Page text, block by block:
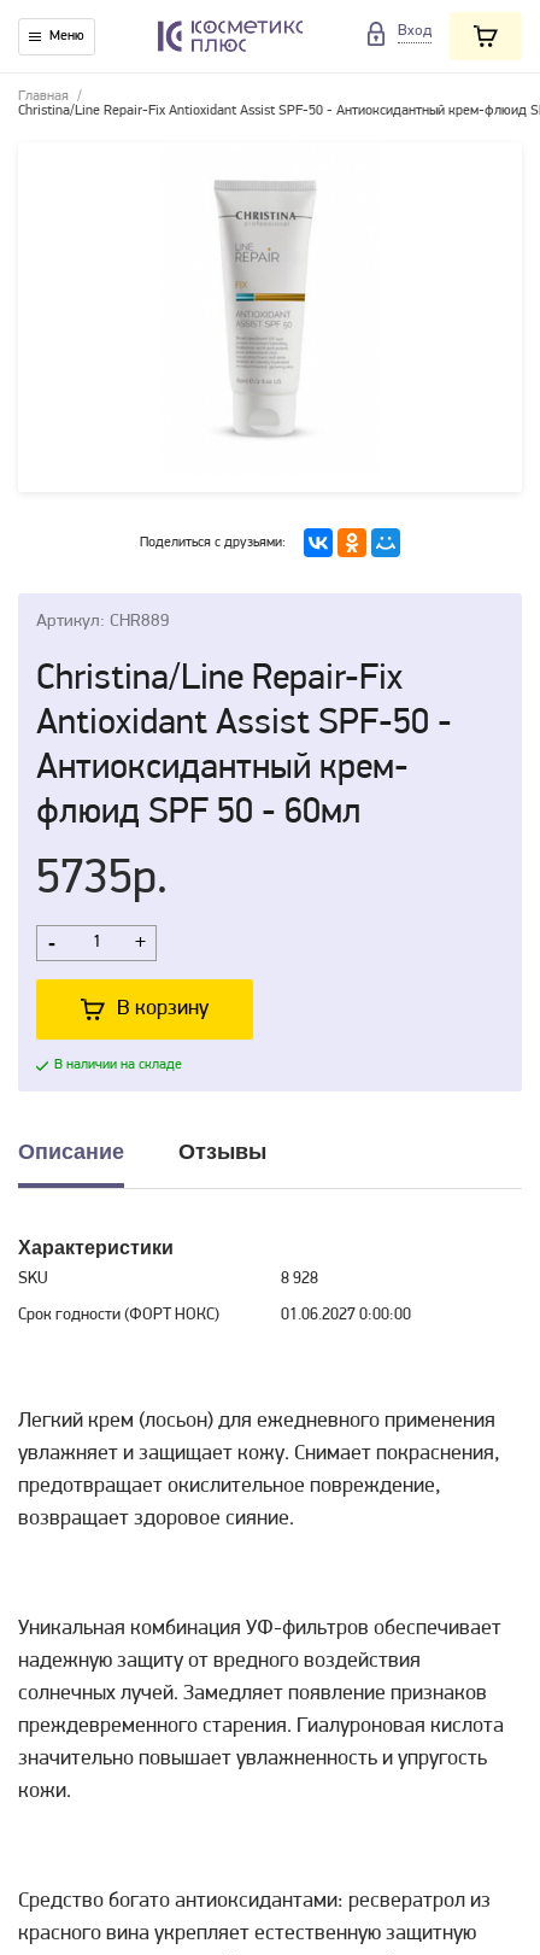
Меню Вход
Главная
/
Christina/Line Repair-Fix Antioxidant Assist SPF-50 - Антиоксидантный крем-флюид
Поделиться с друзьями:
Артикул: CHR889
Christina/Line Repair-Fix
Antioxidant Assist SPF-50 -
Антиоксидантный крем-
флюид SPF 50 - 60мл
5735р.
- +
В корзину
В наличии на складе
Описание Отзывы
Характеристики
SKU
8 928
Срок годности (ФОРТ НОКС)
01.06.2027 0:00:00
Легкий крем (лосьон) для ежедневного применения
увлажняет и защищает кожу. Снимает покраснения,
предотвращает окислительное повреждение,
возвращает здоровое сияние.
Уникальная комбинация УФ-фильтров обеспечивает
надежную защиту от вредного воздействия
солнечных лучей. Замедляет появление признаков
преждевременного старения. Гиалуроновая кислота
значительно повышает увлажненность и упругость
кожи.
Средство богато антиоксидантами: ресвератрол из
красного вина укрепляет естественную защитную